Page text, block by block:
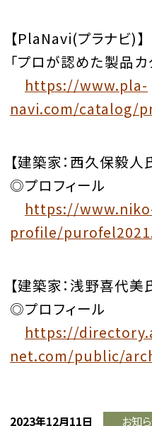
【PlaNavi(プラナビ)】
「プロが認めた製品カ
https://www.pla-
navi.com/catalog/
【建築家：西久保毅人
◎プロフィール
https://
profile/
【建築家：浅野喜代美
◎プロフィール
https://
net.com/public/
2023年12月11日 お知